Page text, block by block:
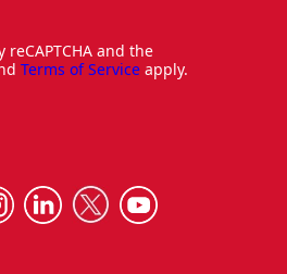
and the
Terms of Service apply.